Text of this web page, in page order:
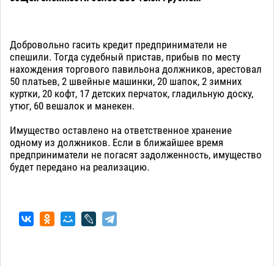
Добровольно гасить кредит предприниматели не
спешили. Тогда судебный пристав, прибыв по месту
нахождения торгового павильона должников, арестовал
50 платьев, 2 швейные машинки, 20 шапок, 2 зимних
куртки, 20 кофт, 17 детских перчаток, гладильную доску,
утюг, 60 вешалок и манекен.
Имущество оставлено на ответственное хранение
одному из должников. Если в ближайшее время
предприниматели не погасят задолженность, имущество
будет передано на реализацию.